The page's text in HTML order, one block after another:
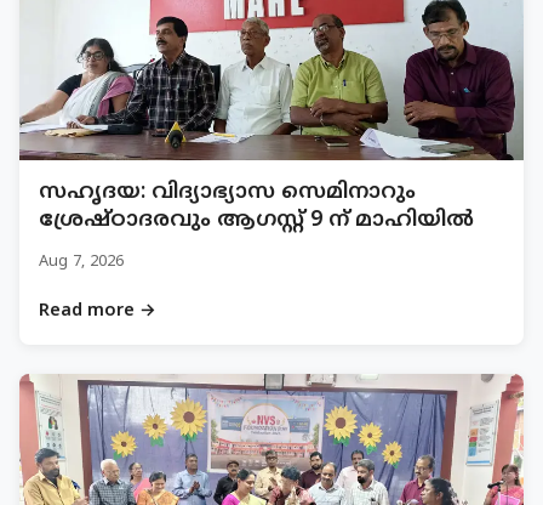
സഹൃദയ: വിദ്യാഭ്യാസ സെമിനാറും
ശ്രേഷ്ഠാദരവും ആഗസ്റ്റ് 9 ന് മാഹിയിൽ
Aug 7, 2026
Read more →